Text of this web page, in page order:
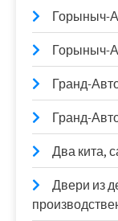
Горыныч-
Горыныч-
Гранд-
Гранд-
Два кита,
Двери из